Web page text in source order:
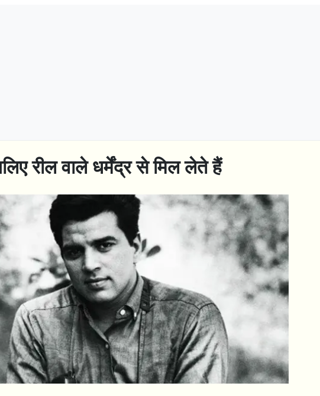
रील वाले धर्मेंद्र से मिल लेते हैं